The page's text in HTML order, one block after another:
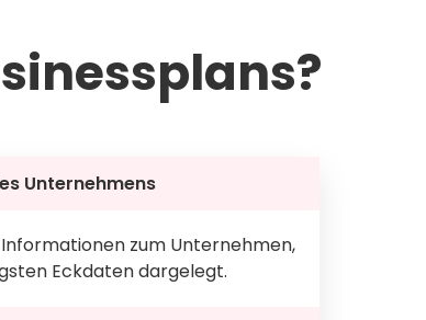
Unternehmens
zum Unternehmen,
Eckdaten dargelegt.